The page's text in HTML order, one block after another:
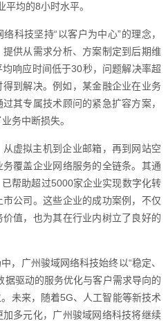
均的8小时水平。
科技坚持“以客户为中心”的理念，
供从需求分析、方案制定到后期维
响应时间低于30秒，问题解决率超
到解决。例如，某金融企业在业务
其专属技术顾问的紧急扩容方案，
务中断损失。
虚拟主机到企业邮箱，再到网站空
覆盖企业网络服务的全链条。其通
帮助超过5000家企业实现数字化转
公司。这些企业的成功案例，不仅
值，也为其在行业内树立了良好的
，广州骏域网络科技始终以“稳定、
据驱动的服务优化与客户需求导向的
未来，随着5G、人工智能等新技术
多元化，广州骏域网络科技将继续